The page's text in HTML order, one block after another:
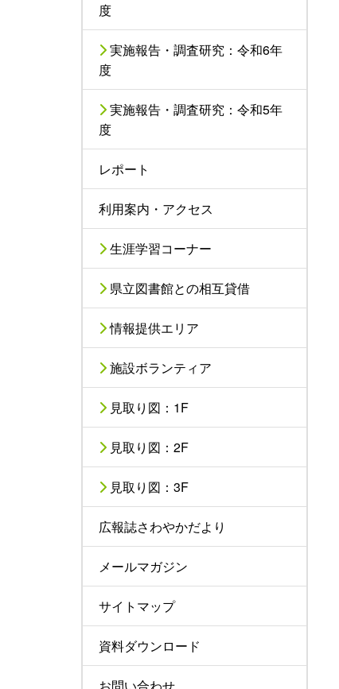
度
実施報告・調査研究：令和6年
度
実施報告・調査研究：令和5年
度
レポート
利用案内・アクセス
生涯学習コーナー
県立図書館との相互貸借
情報提供エリア
施設ボランティア
見取り図：1F
見取り図：2F
見取り図：3F
広報誌さわやかだより
メールマガジン
サイトマップ
資料ダウンロード